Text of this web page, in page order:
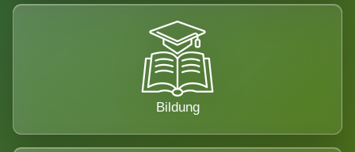
Bildung